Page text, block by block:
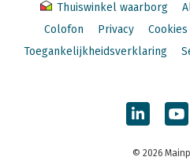
Thuiswinkel waarborg
Colofon
Privacy Cookies
Toegankelijkheidsverklaring
© 2026